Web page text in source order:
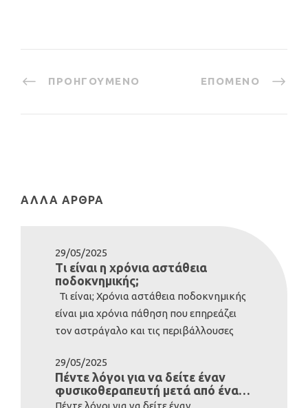
ΠΡΟΗΓΟΎΜΕΝΟ ΕΠΌΜΕΝΟ
ΆΛΛΑ ΆΡΘΡΑ
29/05/2025
Τι είναι η χρόνια αστάθεια
ποδοκνημικής;
Τι είναι; Χρόνια αστάθεια ποδοκνημικής
είναι μια χρόνια πάθηση που επηρεάζει
τον αστράγαλο και τις περιβάλλουσες
σοβαρό διάστρεμμα της ποδοκνημικής.
Ωστόσο, ορισμένοι άνθρωποι είναι εκ
γενετής με λιγότερο σταθερούς
29/05/2025
Πέντε λόγοι για να δείτε έναν
φυσικοθεραπευτή μετά από έναν
τραυματισμό
Πέντε λόγοι για να δείτε έναν